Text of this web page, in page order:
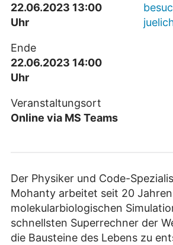
22.06.2023 13:00
Uhr
Ende
22.06.2023 14:00
Uhr
Veranstaltungsort
Online via MS Teams
Der Physiker und Code-
Mohanty arbeitet seit 20
molekularbiologischen
schnellsten Superrechner der
die Bausteine des Lebens zu